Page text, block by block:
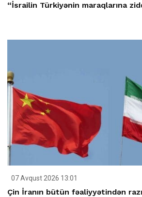
“İsrailin Türkiyənin maraqlarına
07 Avqust 2026 13:01
Çin İranın bütün fəaliyyətindən